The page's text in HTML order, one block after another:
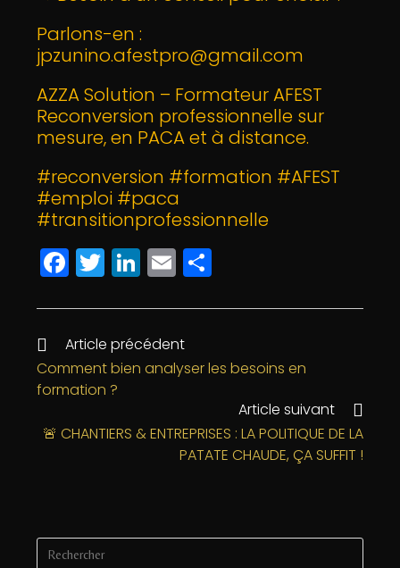
Parlons-en :
jpzunino.afestpro@gmail.com
AZZA Solution – Formateur AFEST
Reconversion professionnelle sur
mesure, en PACA et à distance.
#reconversion #formation #AFEST
#emploi #paca
#transitionprofessionnelle
F
a
c
e
b
o
o
T
w
itt
e
r
Li
n
k
e
dI
E
m
ai
l
rt
g
r
Article précédent
Comment bien analyser les besoins en
formation ?
Article suivant
🚨 CHANTIERS & ENTREPRISES : LA POLITIQUE DE LA
PATATE CHAUDE, ÇA SUFFIT !